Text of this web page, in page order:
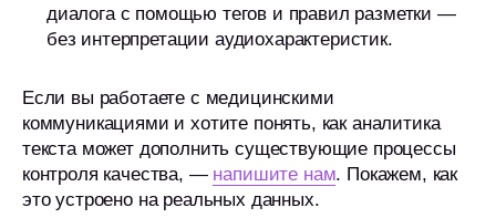
диалога с помощью тегов и правил разметки —
без интерпретации аудиохарактеристик.
Если вы работаете с медицинскими
коммуникациями и хотите понять, как аналитика
текста может дополнить существующие процессы
контроля качества, — напишите нам. Покажем, как
это устроено на реальных данных.
Посмотрите,
как imot.io работает
в вашем бизнесе